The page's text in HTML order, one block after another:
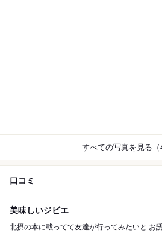
すべての写真を見る（
口コミ
美味しいジビエ
北摂の本に載ってて友達が行ってみたいと お誘いがあり 桜井にある